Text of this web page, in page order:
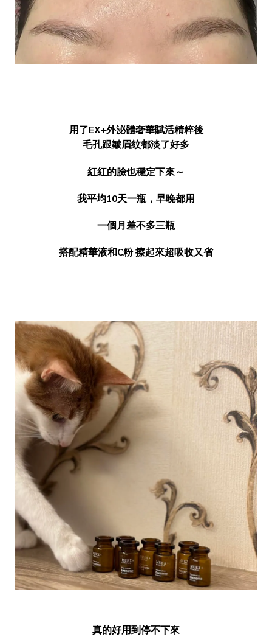
用了EX+外泌體奢華賦活精粹後
毛孔跟皺眉紋都淡了好多
紅紅的臉也穩定下來～
我平均10天一瓶，早晚都用
一個月差不多三瓶
搭配精華液和C粉 擦起來超吸收又省
真的好用到停不下來